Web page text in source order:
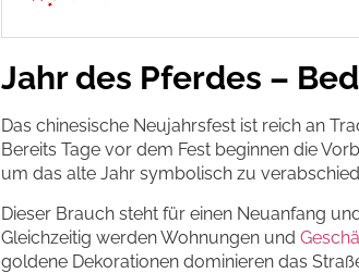
Jahr des Pferdes –
Das chinesische Neujahrsfest ist reich an
Bereits Tage vor dem Fest beginnen die
um das alte Jahr symbolisch zu
Dieser Brauch steht für einen Neuanfang
Gleichzeitig werden Wohnungen und
goldene Dekorationen dominieren das